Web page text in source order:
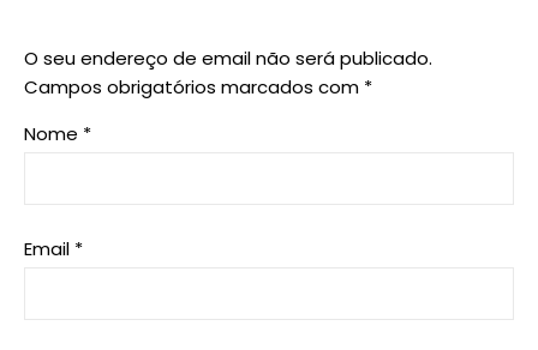
O seu endereço de email não será publicado.
Campos obrigatórios marcados com *
Nome *
Email *